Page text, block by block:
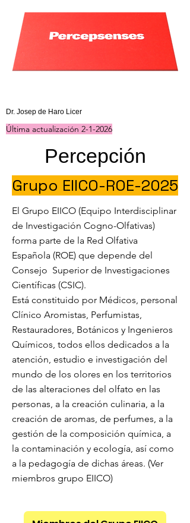
Dr. Josep de Haro Licer
Percepción
Grupo EIICO-ROE-2025
El Grupo EIICO (Equipo Interdisciplinar
de Investigación Cogno-Olfativas)
forma parte de la Red Olfativa
Española (ROE) que depende del
Consejo Superior de Investigaciones
Científicas (CSIC).
Está constituido por Médicos, personal
Clínico Aromistas, Perfumistas,
Restauradores, Botánicos y Ingenieros
Químicos, todos ellos dedicados a la
atención, estudio e investigación del
mundo de los olores en los territorios
de las alteraciones del olfato en las
personas, a la creación culinaria, a la
creación de aromas, de perfumes, a la
gestión de la composición química, a
la contaminación y ecología, así como
a la pedagogía de dichas áreas. (Ver
miembros grupo EIICO)
Última actualización 2-1-2026